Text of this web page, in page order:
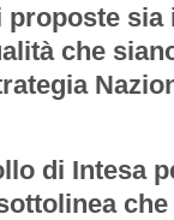
che
di Intesa